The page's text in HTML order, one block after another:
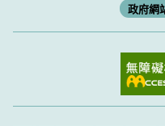
政府網